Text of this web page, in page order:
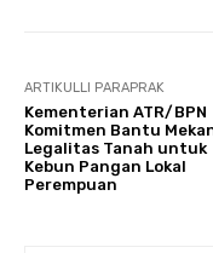
ARTIKULLI PARAPRAK
Kementerian ATR/BPN
Komitmen Bantu
Legalitas Tanah untuk
Kebun Pangan Lokal
Perempuan